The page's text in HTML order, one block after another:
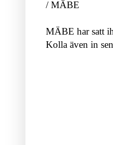
/ MÄBE
MÄBE har satt
Kolla även in